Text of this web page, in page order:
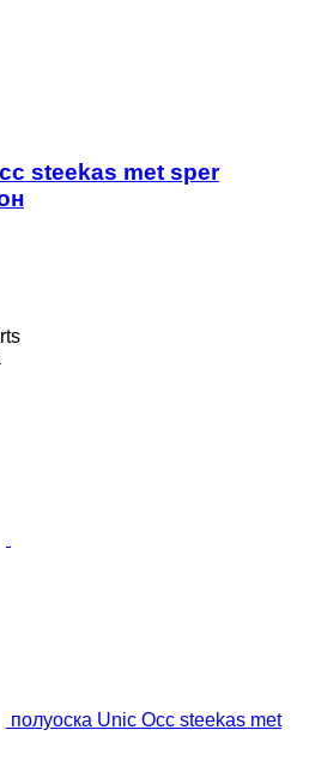
steekas met sper
полуоска Unic Occ steekas met